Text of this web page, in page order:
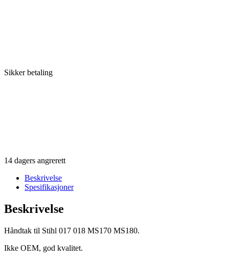
Sikker betaling
14 dagers angrerett
Beskrivelse
Spesifikasjoner
Beskrivelse
Håndtak til Stihl 017 018 MS170 MS180.
Ikke OEM, god kvalitet.